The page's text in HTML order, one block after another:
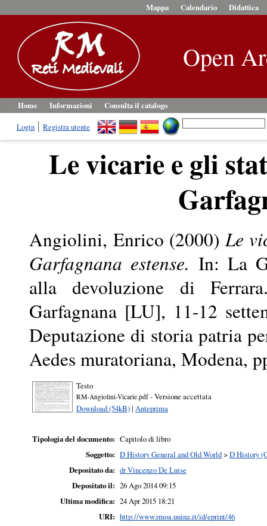
Mappa Calendario Didattica
Open
Home Informazioni
Consulta il catalogo
Login
Registra utente
Le vicarie e gli
Angiolini, Enrico (2000)Le
Garfagnana estense. In: La
alla devoluzione di
Garfagnana [LU], 11-12
Deputazione di storia patria
Aedes muratoriana, Modena,
Testo
RM-Angiolini-Vicarie.pdf- Versione accettata
Download (54kB)| Anteprima
Tipologia del documento: Capitolo di libro
Soggetto: D History General and Old World> D History
Depositato da: dr Vincenzo De Luise
Depositato il: 26 Ago 2014 09:15
Ultima modifica: 24 Apr 2015 18:21
URI: http://www.rmoa.unina.it/id/eprint/46